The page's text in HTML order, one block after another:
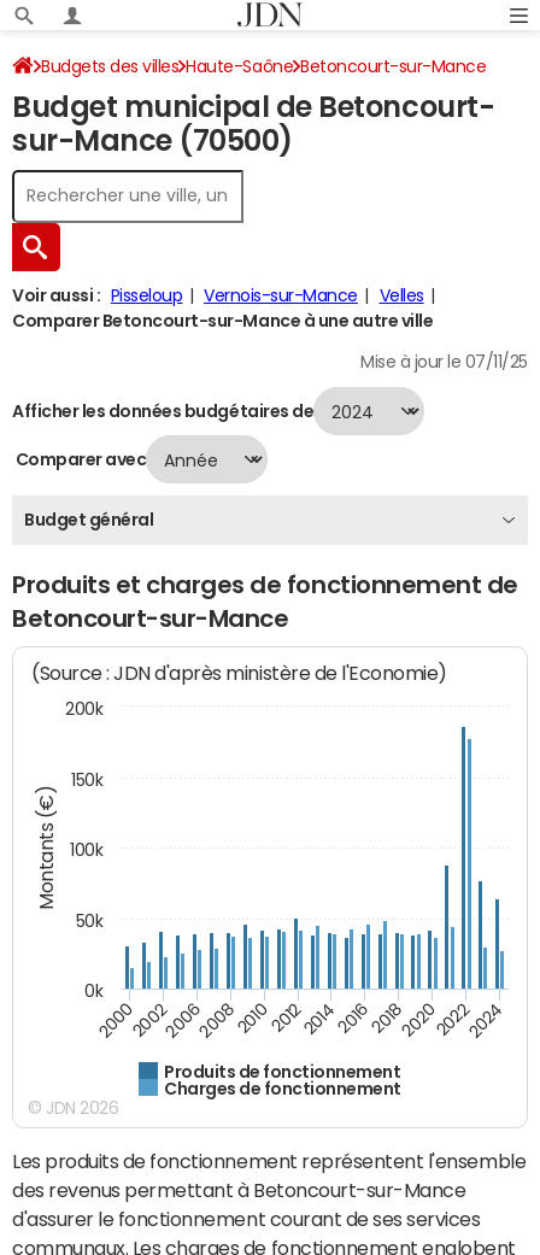
Budgets des villes Haute-Saône Betoncourt-sur-Mance
Budget 2024
Budget municipal de Betoncourt-
sur-Mance (70500)
Voir aussi : Pisseloup Vernois-sur-Mance
Velles
Comparer Betoncourt-sur-Mance à une autre ville
Mise à jour le 07/11/25
Afficher les données budgétaires de
Comparer avec
Budget général
Produits et charges de fonctionnement de
Betoncourt-sur-Mance
Montants (€)
(Source : JDN d'après ministère de l'Economie)
Produits de fonctionnement
Charges de fonctionnement
200020022006200820102012201420162018202020222024
0k
50k
100k
150k
200k
© JDN 2026
Les produits de fonctionnement représentent l'ensemble
des revenus permettant à Betoncourt-sur-Mance
d'assurer le fonctionnement courant de ses services
communaux. Les charges de fonctionnement englobent